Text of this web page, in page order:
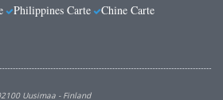
Philippines Carte Chine Carte
Uusimaa - Finland